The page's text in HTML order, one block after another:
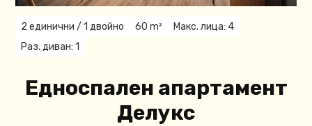
2 единични / 1 двойнo 60 m²
Макс. лица: 4
Раз. диван: 1
Едноспален апартамент
Делукс